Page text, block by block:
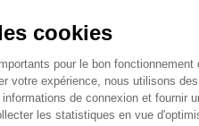
Saison Hiver 2026/
cookies
pour le bon fonctionnement
votre expérience, nous utilisons
de connexion et fournir
les statistiques en vue